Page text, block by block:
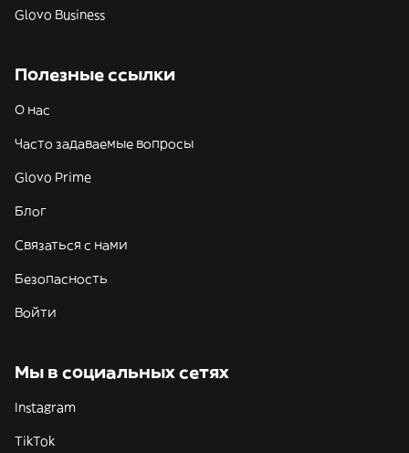
Glovo Business
Полезные ссылки
О нас
Часто задаваемые вопросы
Glovo Prime
Блог
Связаться с нами
Безопасность
Войти
Мы в социальных сетях
Instagram
TikTok